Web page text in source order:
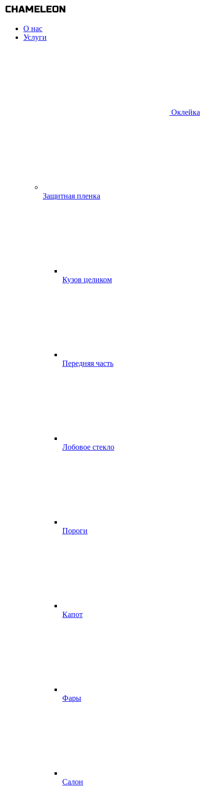
О нас
Услуги
Оклейка
Защитная пленка
Кузов целиком
Передняя часть
Лобовое стекло
Пороги
Капот
Фары
Салон